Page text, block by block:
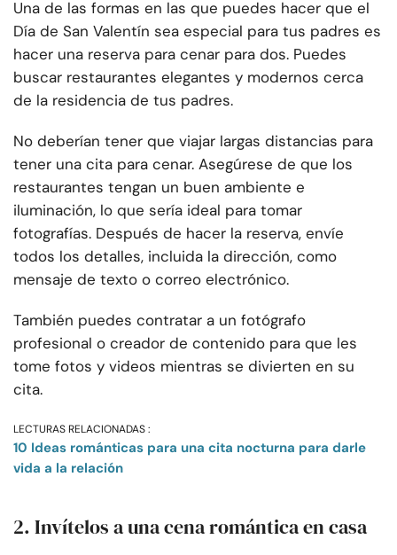
Una de las formas en las que puedes hacer que el
Día de San Valentín sea especial para tus padres es
hacer una reserva para cenar para dos. Puedes
buscar restaurantes elegantes y modernos cerca
de la residencia de tus padres.
No deberían tener que viajar largas distancias para
tener una cita para cenar. Asegúrese de que los
restaurantes tengan un buen ambiente e
iluminación, lo que sería ideal para tomar
fotografías. Después de hacer la reserva, envíe
todos los detalles, incluida la dirección, como
mensaje de texto o correo electrónico.
También puedes contratar a un fotógrafo
profesional o creador de contenido para que les
tome fotos y videos mientras se divierten en su
cita.
LECTURAS RELACIONADAS :
10 Ideas románticas para una cita nocturna para darle
vida a la relación
2. Invítelos a una cena romántica en casa